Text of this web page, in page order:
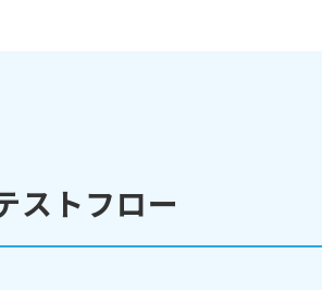
ストフロー